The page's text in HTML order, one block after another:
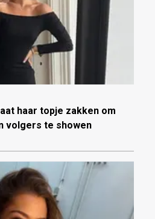
haar topje zakken om
volgers te showen